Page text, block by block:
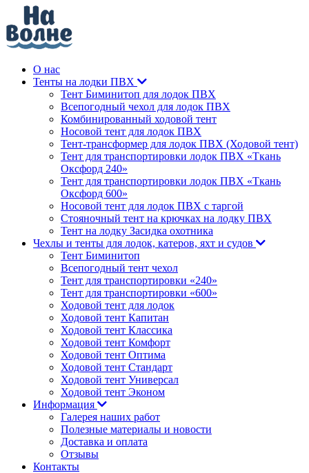
О нас
Тенты на лодки ПВХ
Тент Биминитоп для лодок ПВХ
Всепогодный чехол для лодок ПВХ
Комбинированный ходовой тент
Носовой тент для лодок ПВХ
Тент-трансформер для лодок ПВХ (Ходовой тент)
Тент для транспортировки лодок ПВХ «Ткань
Оксфорд 240»
Тент для транспортировки лодок ПВХ «Ткань
Оксфорд 600»
Носовой тент для лодок ПВХ с таргой
Стояночный тент на крючках на лодку ПВХ
Тент на лодку Засидка охотника
Чехлы и тенты для лодок, катеров, яхт и судов
Тент Биминитоп
Всепогодный тент чехол
Тент для транспортировки «240»
Тент для транспортировки «600»
Ходовой тент для лодок
Ходовой тент Капитан
Ходовой тент Классика
Ходовой тент Комфорт
Ходовой тент Оптима
Ходовой тент Стандарт
Ходовой тент Универсал
Ходовой тент Эконом
Информация
Галерея наших работ
Полезные материалы и новости
Доставка и оплата
Отзывы
Контакты